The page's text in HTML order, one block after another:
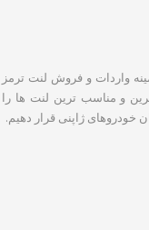
خود را ابتدای سال 98 در زمینه واردات و فروش لنت ترمز
و مناسب ترین لنت ها را
خودروهای ژاپنی قرار دهیم.